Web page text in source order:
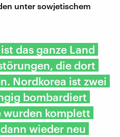
unter sowjetischem
das ganze Land
die dort
Nordkorea ist zwei
bombardiert
wurden komplett
wieder neu